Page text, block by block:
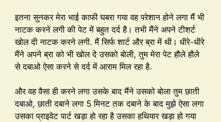
इतना सुनकर मेरा भाई काफी घबरा गया वह परेशान होने लगा मैं भी
नाटक करने लगी की पेट में बहुत दर्द है। तभी मैंने अपने टीशर्ट
खोल दी नाटक करने लगी. मैं सिर्फ शार्ट और ब्रा में थी। धीरे-धीरे
मैंने अपने ब्रा को भी खोल दे उसको बोली, तुम मेरा पेट हौले हौले
से दबाओ ऐसा करने से दर्द में आराम मिल रहा है.
और वह वैसा ही करने लगा उसके बाद मैंने उसको बोला तुम छाती
दबाओ, छाती दबाने लगा 5 मिनट तक दबाने के बाद मुझे ऐसा लगा
उसका प्राइवेट पार्ट खड़ा हो रहा है उसका हथियार खड़ा हो गया